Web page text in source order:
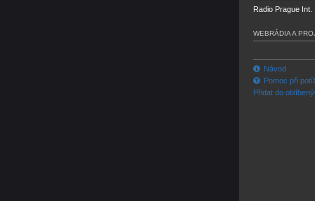
Radio Prague Int.
WEBRÁDIA A
Návod
Pomoc při
Přidat do